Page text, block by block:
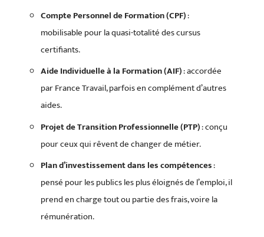
Compte Personnel de Formation (CPF):
mobilisable pour la quasi-totalité des cursus
certifiants.
Aide Individuelle à la Formation (AIF): accordée
par France Travail, parfois en complément d’autres
aides.
Projet de Transition Professionnelle (PTP): conçu
pour ceux qui rêvent de changer de métier.
Plan d’investissement dans les compétences:
pensé pour les publics les plus éloignés de l’emploi, il
prend en charge tout ou partie des frais, voire la
rémunération.